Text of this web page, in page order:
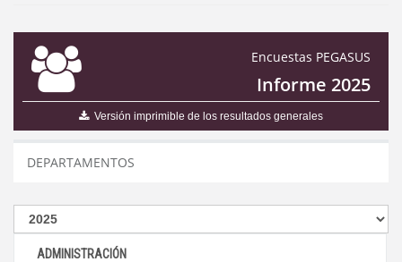
Encuestas PEGASUS
Informe 2025
Versión imprimible de los resultados generales
DEPARTAMENTOS
ADMINISTRACIÓN